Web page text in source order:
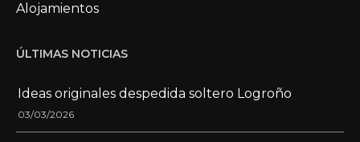
Alojamientos
ÚLTIMAS NOTICIAS
Ideas originales despedida soltero Logroño
03/03/2026